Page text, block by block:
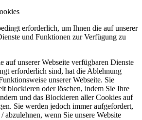
erforderlich, um Ihnen die auf unserer
und Funktionen zur Verfügung zu
auf unserer Webseite verfügbaren Dienste
erforderlich sind, hat die Ablehnung
unserer Webseite. Sie
blockieren oder löschen, indem Sie Ihre
und das Blockieren aller Cookies auf
Sie werden jedoch immer aufgefordert,
abzulehnen, wenn Sie unsere Website